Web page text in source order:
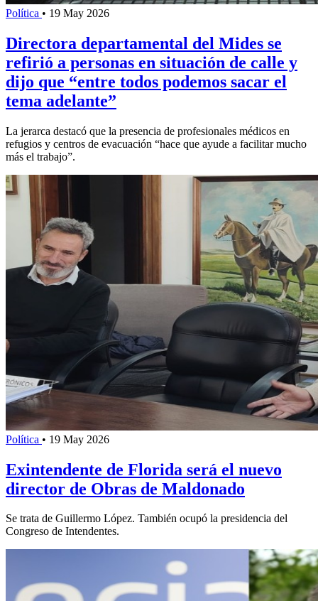
Política • 19 May 2026
Directora departamental del Mides se
refirió a personas en situación de calle y
dijo que “entre todos podemos sacar el
tema adelante”
La jerarca destacó que la presencia de profesionales médicos en
refugios y centros de evacuación “hace que ayude a facilitar mucho
más el trabajo”.
Política • 19 May 2026
Exintendente de Florida será el nuevo
director de Obras de Maldonado
Se trata de Guillermo López. También ocupó la presidencia del
Congreso de Intendentes.